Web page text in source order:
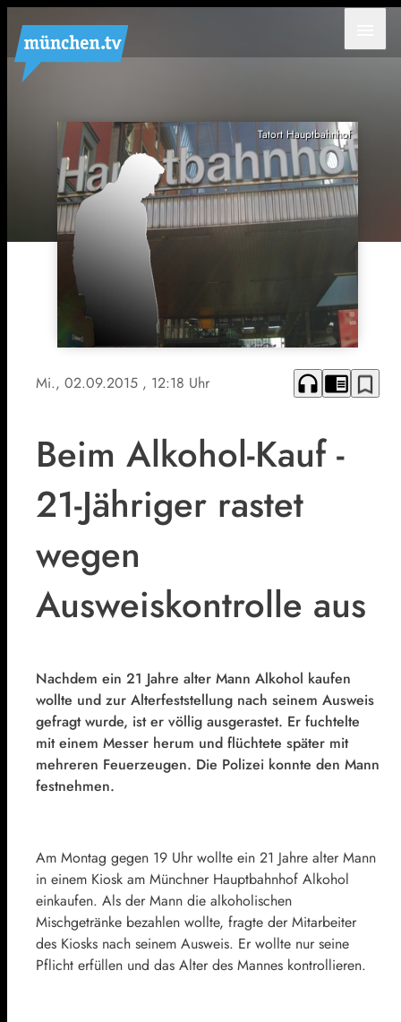
Tatort Hauptbahnhof
Mi., 02.09.2015 , 12:18 Uhr headphones chrome_reader_mode bookmark_border
Beim Alkohol-Kauf -
21-Jähriger rastet
wegen
Ausweiskontrolle aus
Nachdem ein 21 Jahre alter Mann Alkohol kaufen
wollte und zur Alterfeststellung nach seinem Ausweis
gefragt wurde, ist er völlig ausgerastet. Er fuchtelte
mit einem Messer herum und flüchtete später mit
mehreren Feuerzeugen. Die Polizei konnte den Mann
festnehmen.
Am Montag gegen 19 Uhr wollte ein 21 Jahre alter Mann
in einem Kiosk am Münchner Hauptbahnhof Alkohol
einkaufen. Als der Mann die alkoholischen
Mischgetränke bezahlen wollte, fragte der Mitarbeiter
des Kiosks nach seinem Ausweis. Er wollte nur seine
Pflicht erfüllen und das Alter des Mannes kontrollieren.